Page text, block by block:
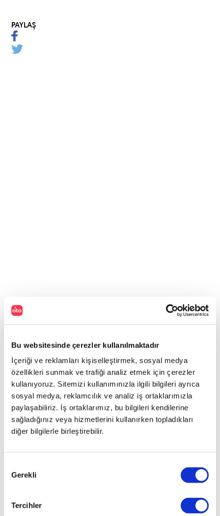
Bu websitesinde çerezler kullanılmaktadır
İçeriği ve reklamları kişiselleştirmek, sosyal medya
özellikleri sunmak ve trafiği analiz etmek için çerezler
kullanıyoruz. Sitemizi kullanımınızla ilgili bilgileri ayrıca
sosyal medya, reklamcılık ve analiz iş ortaklarımızla
paylaşabiliriz. İş ortaklarımız, bu bilgileri kendilerine
sağladığınız veya hizmetlerini kullanırken topladıkları
diğer bilgilerle birleştirebilir.
Seçimi
Gerekli
Tercihler
PAYLAŞ